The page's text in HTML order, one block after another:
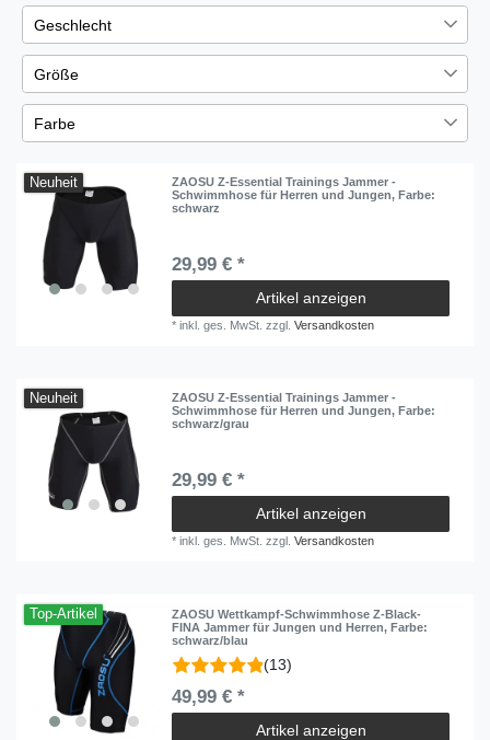
ZAOSU
17
Geschlecht
Herren
17
Damen 1
Jungen
Größe
2XS
1
XS 3
S
2
3
4
3XL
11
11
116
128
140
Farbe
Mehrfarbig
Neuheit
ZAOSU Z-Essential Trainings Jammer -
Schwimmhose für Herren und Jungen, Farbe:
schwarz
29,99 € *
Artikel anzeigen
*inkl. ges. MwSt. zzgl.Versandkosten
Neuheit
ZAOSU Z-Essential Trainings Jammer -
Schwimmhose für Herren und Jungen, Farbe:
schwarz/grau
29,99 € *
Artikel anzeigen
*inkl. ges. MwSt. zzgl.Versandkosten
Top-Artikel
ZAOSU Wettkampf-Schwimmhose Z-Black-
FINA Jammer für Jungen und Herren, Farbe:
schwarz/blau
(13)
49,99 € *
Artikel anzeigen